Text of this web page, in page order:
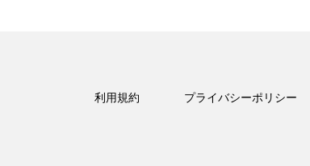
利用規約 プライバシーポリシー